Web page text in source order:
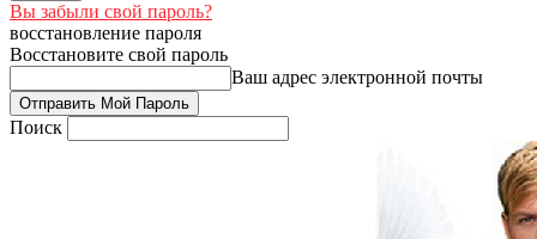
Вы забыли свой пароль?
восстановление пароля
Восстановите свой пароль
Ваш адрес электронной почты
Поиск